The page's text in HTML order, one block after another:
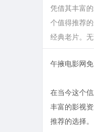
凭借其丰富
个值得推荐
经典老片。无
午掖电影网
在当今这个
丰富的影视
推荐的选择。